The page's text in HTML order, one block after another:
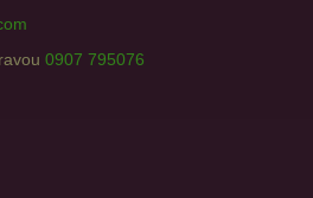
0907 795076